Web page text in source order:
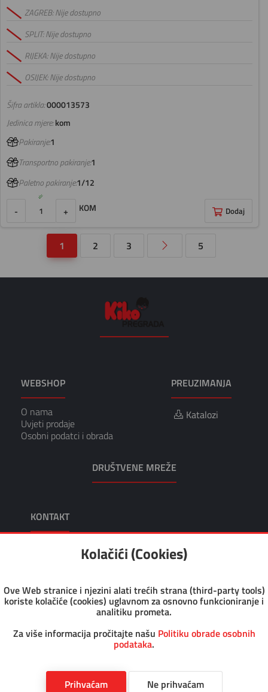
Šifra artikla:000013573
ZAGREB: Nije dostupno
SPLIT: Nije dostupno
RIJEKA: Nije dostupno
OSIJEK: Nije dostupno
Jedinica mjere:kom
Pakiranje:1
Transportno pakiranje:1
Paletno pakiranje:1/12
- + KOM Dodaj
1 2 3 5
WEBSHOP
O nama
Uvjeti prodaje
Osobni podatci i obrada
PREUZIMANJA
Katalozi
DRUŠTVENE MREŽE
KONTAKT
KIKO TRGOVINA I USLUGE, VL. TOMISLAV KRUŠEC
Adresa: Dragutina Kunovića 10 49218 Pregrada
Fax: +385 49 376 008
Email: kiko@kiko.hr
Pon-Pet: 7.30 - 17.00
Sub: 8.00 - 12.00
OIB: 46126456930
Copyright @ 2023 Kiko WebShop. All rights reserved
Kolačići (Cookies)
Ove Web stranice i njezini alati trećih strana (third-party tools)
koriste kolačiće (cookies) uglavnom za osnovno funkcioniranje i
analitiku prometa.
Za više informacija pročitajte našu Politiku obrade osobnih
podataka.
Prihvaćam Ne prihvaćam